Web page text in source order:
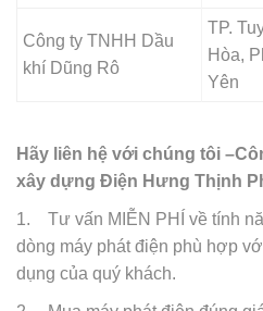
Công ty TNHH Dầu
khí Dũng Rô
TP.
Hòa,
Yên
Hãy liên hệ với chúng tôi
xây dựng Điện Hưng Thịnh
1. Tư vấn MIỄN PHÍ về tính
dòng máy phát điện phù hợp
dụng của quý khách.